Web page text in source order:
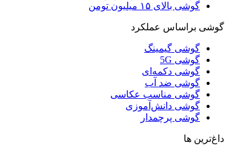
گوشی بالای ۱۵ میلیون تومن
گوشی براساس عملکرد
گوشی گیمینگ
گوشی 5G
گوشی دکمه‌ای
گوشی ضد آب
گوشی مناسب عکاسی
گوشی دانش‌آموزی
گوشی پرچمدار
داغ‌ترین ها